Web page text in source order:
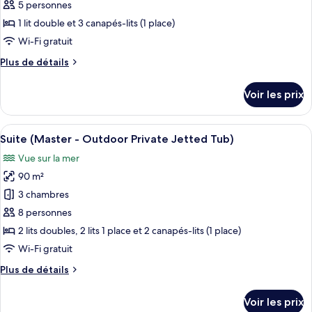
(Outdoor
Private
Jetted
Tub)
ce
type
de
chambre :
Suite
Private
Jetted
Tub)
5 personnes
1 lit double et 3 canapés-lits (1 place)
Wi-Fi gratuit
Plus de détails
Plus
le
type
de
chambre
Suite
Majestueuse
(Outdoor
Private
Jetted
Tub)
Voir les prix
Afficher
toutes
les
photos
pour
ce
type
de
chambre :
Suite
Une piscine sur le toit offrant une
31
Suite (Master - Outdoor Private Jetted Tub)
Vue sur la mer
90 m²
3 chambres
8 personnes
2 lits doubles, 2 lits 1 place et 2 canapés-lits (1 place)
Wi-Fi gratuit
Plus de détails
Plus
Voir les prix